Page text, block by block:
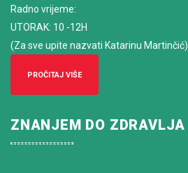
Radno vrijeme:
UTORAK: 10 -12H
(Za sve upite nazvati Katarinu Martinčić)
PROČITAJ VIŠE
ZNANJEM DO ZDRAVLJA